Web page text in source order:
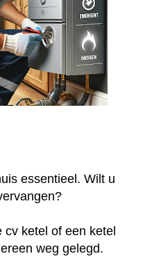
essentieel. Wilt u
cv ketel of een ketel
weg gelegd.